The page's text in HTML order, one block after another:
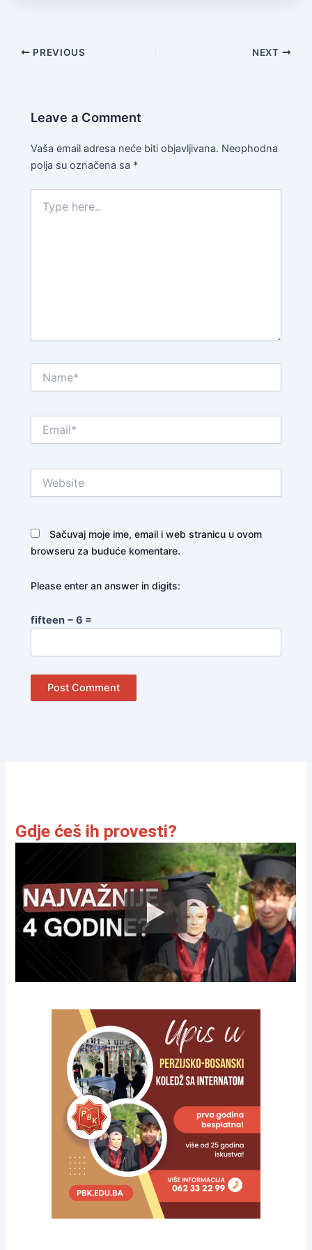
PREVIOUS NEXT
Leave a Comment
Vaša email adresa neće biti objavljivana. Neophodna
polja su označena sa *
here..
Sačuvaj moje ime, email i web stranicu u ovom
browseru za buduće komentare.
Please enter an answer in digits:
fifteen − 6 =
Gdje ćeš ih provesti?